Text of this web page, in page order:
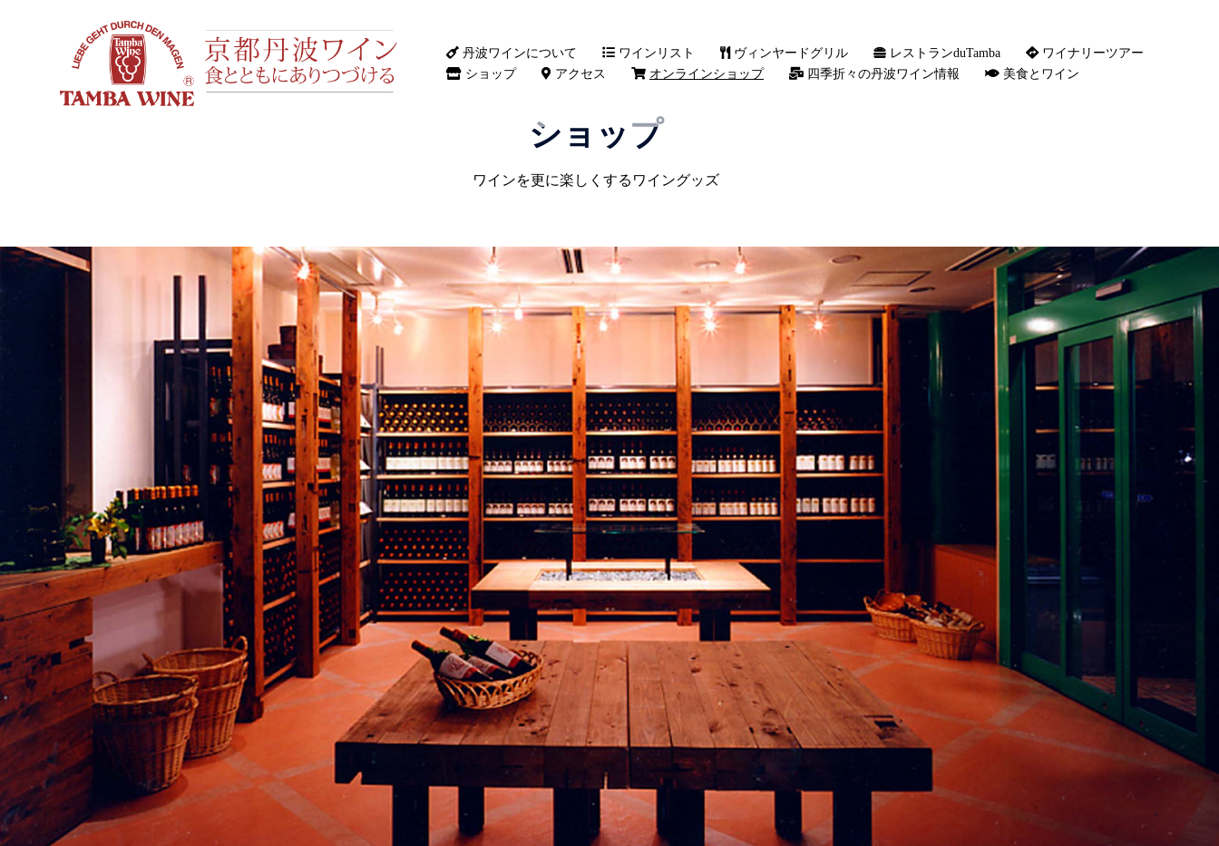
丹波ワインについて ワインリスト ヴィンヤードグリル レストランduTamba
ワイナリーツアー
ショップ
アクセス オンラインショップ 四季折々の丹波ワイン情報 美食とワイン
ショップ
ワインを更に楽しくするワイングッズ